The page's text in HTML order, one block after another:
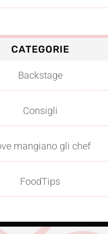
CATEGORIE
Backstage
Consigli
mangiano gli chef
FoodTips